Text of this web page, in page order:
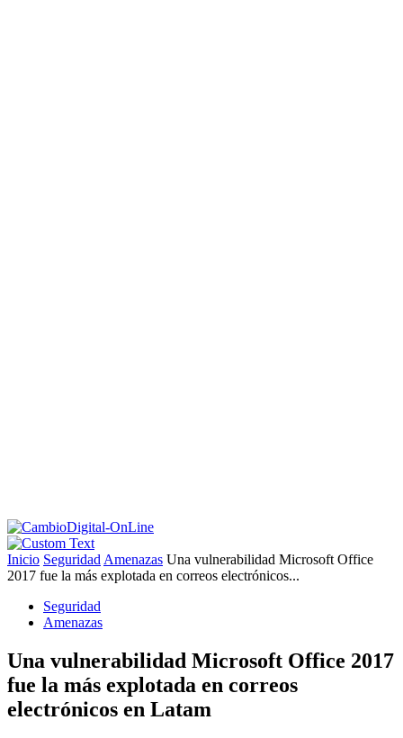
Inicio Seguridad Amenazas Una vulnerabilidad Microsoft Office
2017 fue la más explotada en correos electrónicos...
Seguridad
Amenazas
Una vulnerabilidad Microsoft Office 2017
fue la más explotada en correos
electrónicos en Latam